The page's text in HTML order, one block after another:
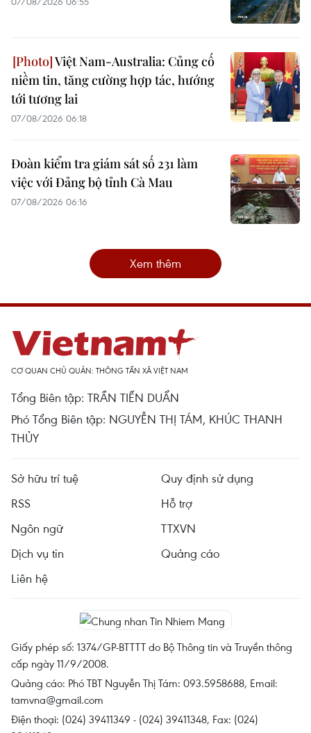
Việt Nam-Australia: Củng cố
niềm tin, tăng cường hợp tác, hướng
tới tương lai
07/08/2026 06:18
Đoàn kiểm tra giám sát số 231 làm
việc với Đảng bộ tỉnh Cà Mau
07/08/2026 06:16
Xem thêm
CƠ QUAN CHỦ QUẢN: THÔNG TẤN XÃ VIỆT NAM
Tổng Biên tập: TRẦN TIẾN DUẨN
Phó Tổng Biên tập: NGUYỄN THỊ TÁM, KHÚC THANH
THỦY
Sở hữu trí tuệ
Quy định sử dụng
RSS
Hỗ trợ
Ngôn ngữ
TTXVN
Dịch vụ tin
Quảng cáo
Liên hệ
Giấy phép số: 1374/GP-BTTTT do Bộ Thông tin và Truyền thông
cấp ngày 11/9/2008.
Quảng cáo: Phó TBT Nguyễn Thị Tám: 093.5958688, Email:
tamvna@gmail.com
Điện thoại: (024) 39411349 - (024) 39411348, Fax: (024)